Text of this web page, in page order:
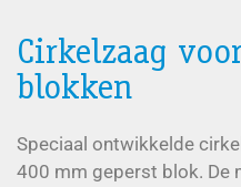
Cirkelzaag
blokken
Speciaal ontwikkelde
400 mm geperst blok. De